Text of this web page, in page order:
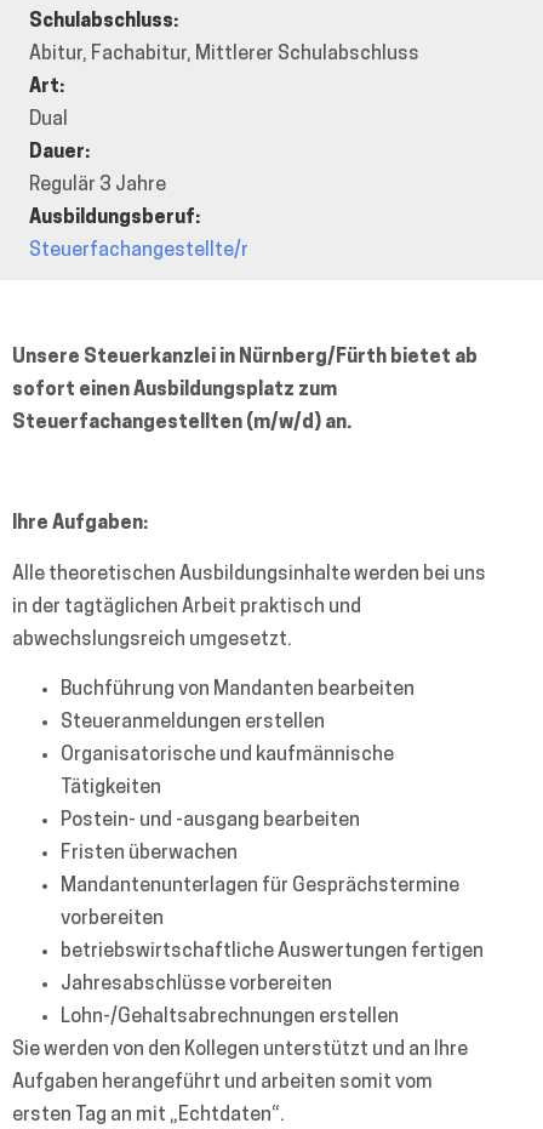
Unsere Steuerkanzlei in Nürnberg/Fürth bietet ab
sofort einen Ausbildungsplatz zum
Steuerfachangestellten (m/w/d) an.
Ihre Aufgaben:
Alle theoretischen Ausbildungsinhalte werden bei uns
in der tagtäglichen Arbeit praktisch und
abwechslungsreich umgesetzt.
Buchführung von Mandanten bearbeiten
Steueranmeldungen erstellen
Organisatorische und kaufmännische
Tätigkeiten
Postein- und -ausgang bearbeiten
Fristen überwachen
Mandantenunterlagen für Gesprächstermine
vorbereiten
betriebswirtschaftliche Auswertungen fertigen
Jahresabschlüsse vorbereiten
Lohn-/Gehaltsabrechnungen erstellen
Sie werden von den Kollegen unterstützt und an Ihre
Aufgaben herangeführt und arbeiten somit vom
ersten Tag an mit „Echtdaten“.
Schulabschluss:
Abitur, Fachabitur, Mittlerer Schulabschluss
Art:
Dual
Dauer:
Regulär 3 Jahre
Ausbildungsberuf:
Steuerfachangestellte/r